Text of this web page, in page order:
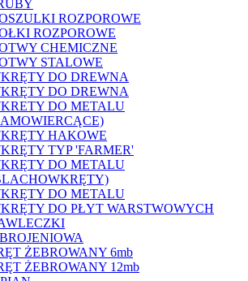
ROZPOROWE
ROZPOROWE
CHEMICZNE
STALOWE
DO DREWNA
DO DREWNA
DO METALU
HAKOWE
TYP 'FARMER'
DO METALU
DO METALU
DO PŁYT WARSTWOWYCH
ŻEBROWANY 6mb
ŻEBROWANY 12mb